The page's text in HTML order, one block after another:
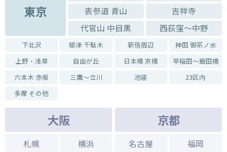
東京
表参道 青山
吉祥寺
代官山 中目黒
西荻窪～中野
下北沢 根津 千駄木 新宿周辺
神田 御茶ノ水
上野・浅草
自由が丘 日本橋 京橋
早稲田～飯田橋
六本木 赤坂
三鷹～立川 池袋
23区内
多摩 その他
大阪 京都
札幌 横浜 名古屋 福岡